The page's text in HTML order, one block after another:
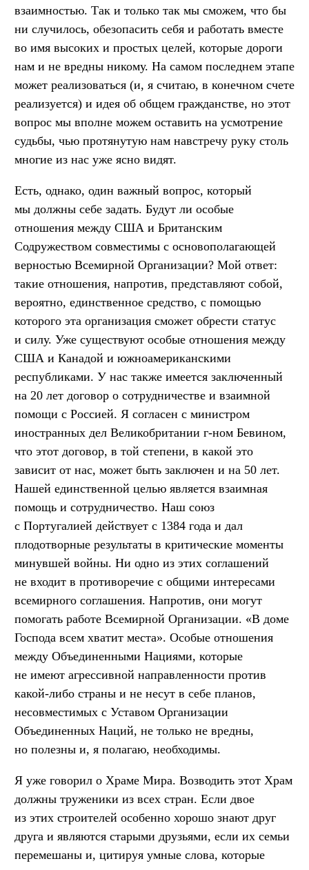
взаимностью. Так и только так мы сможем, что бы
ни случилось, обезопасить себя и работать вместе
во имя высоких и простых целей, которые дороги
нам и не вредны никому. На самом последнем этапе
может реализоваться (и, я считаю, в конечном счете
реализуется) и идея об общем гражданстве, но этот
вопрос мы вполне можем оставить на усмотрение
судьбы, чью протянутую нам навстречу руку столь
многие из нас уже ясно видят.
Есть, однако, один важный вопрос, который
мы должны себе задать. Будут ли особые
отношения между США и Британским
Содружеством совместимы с основополагающей
верностью Всемирной Организации? Мой ответ:
такие отношения, напротив, представляют собой,
вероятно, единственное средство, с помощью
которого эта организация сможет обрести статус
и силу. Уже существуют особые отношения между
США и Канадой и южноамериканскими
республиками. У нас также имеется заключенный
на 20 лет договор о сотрудничестве и взаимной
помощи с Россией. Я согласен с министром
иностранных дел Великобритании г-ном Бевином,
что этот договор, в той степени, в какой это
зависит от нас, может быть заключен и на 50 лет.
Нашей единственной целью является взаимная
помощь и сотрудничество. Наш союз
с Португалией действует с 1384 года и дал
плодотворные результаты в критические моменты
минувшей войны. Ни одно из этих соглашений
не входит в противоречие с общими интересами
всемирного соглашения. Напротив, они могут
помогать работе Всемирной Организации. «В доме
Господа всем хватит места». Особые отношения
между Объединенными Нациями, которые
не имеют агрессивной направленности против
какой-либо страны и не несут в себе планов,
несовместимых с Уставом Организации
Объединенных Наций, не только не вредны,
но полезны и, я полагаю, необходимы.
Я уже говорил о Храме Мира. Возводить этот Храм
должны труженики из всех стран. Если двое
из этих строителей особенно хорошо знают друг
друга и являются старыми друзьями, если их семьи
перемешаны и, цитируя умные слова, которые